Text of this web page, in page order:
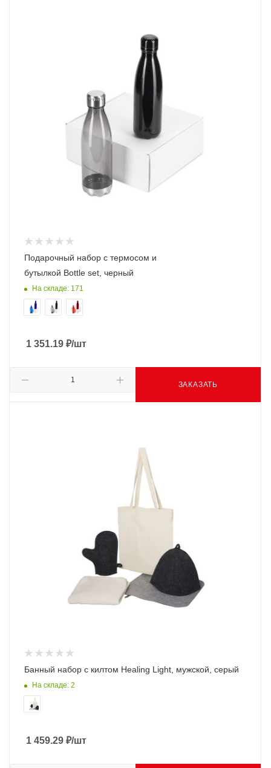
Подарочный набор с термосом и
бутылкой Bottle set, черный
На складе: 171
1 351.19 ₽/шт
ЗАКАЗАТЬ
Банный набор с килтом Healing Light, мужской, серый
На складе: 2
1 459.29 ₽/шт